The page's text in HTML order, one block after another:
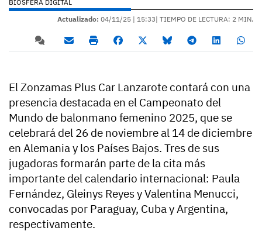
BIOSFERA DIGITAL
Actualizado: 04/11/25 | 15:33| TIEMPO DE LECTURA: 2 MIN.
El Zonzamas Plus Car Lanzarote contará con una
presencia destacada en el Campeonato del
Mundo de balonmano femenino 2025, que se
celebrará del 26 de noviembre al 14 de diciembre
en Alemania y los Países Bajos. Tres de sus
jugadoras formarán parte de la cita más
importante del calendario internacional: Paula
Fernández, Gleinys Reyes y Valentina Menucci,
convocadas por Paraguay, Cuba y Argentina,
respectivamente.